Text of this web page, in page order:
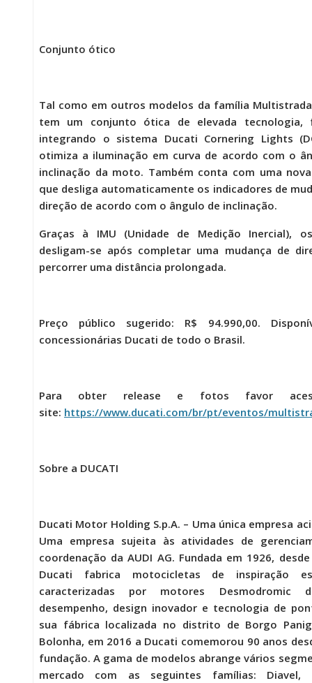
Conjunto ótico
Tal como em outros modelos da família
tem um conjunto ótica de elevada tecnologia,
integrando o sistema Ducati Cornering Lights
otimiza a iluminação em curva de acordo com o
inclinação da moto. Também conta com uma
que desliga automaticamente os indicadores de
direção de acordo com o ângulo de inclinação.
Graças à IMU (Unidade de Medição Inercial),
desligam-se após completar uma mudança de
percorrer uma distância prolongada.
Preço público sugerido: R$ 94.990,00.
concessionárias Ducati de todo o Brasil.
Para obter release e fotos favor
site: https://www.ducati.com/br/pt/eventos/
Sobre a DUCATI
Ducati Motor Holding S.p.A. – Uma única empresa
Uma empresa sujeita às atividades de
coordenação da AUDI AG. Fundada em 1926,
Ducati fabrica motocicletas de inspiração
caracterizadas por motores Desmodromic
desempenho, design inovador e tecnologia de
sua fábrica localizada no distrito de Borgo
Bolonha, em 2016 a Ducati comemorou 90 anos
fundação. A gama de modelos abrange vários
mercado com as seguintes famílias: Diavel,